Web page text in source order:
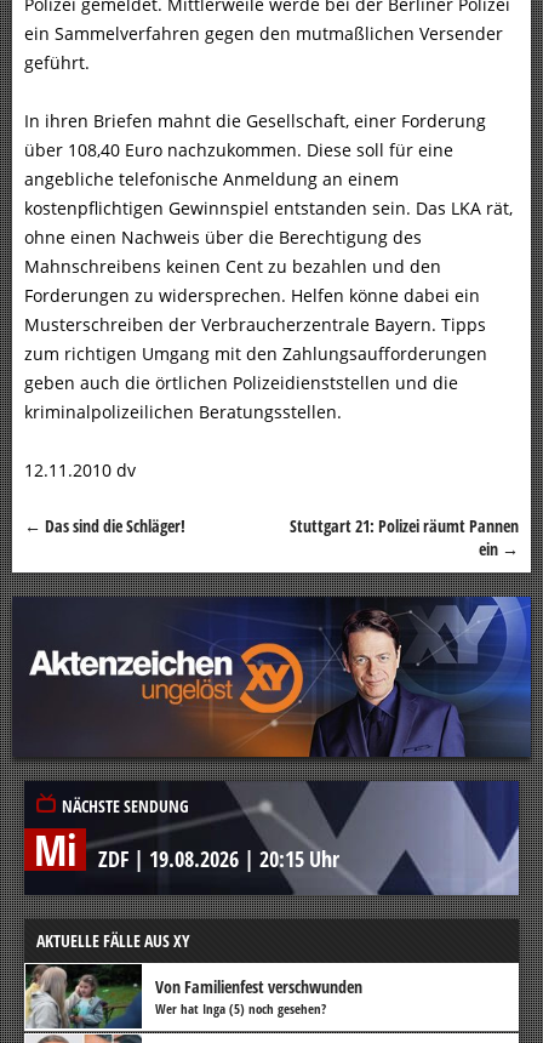
ein Sammelverfahren gegen den mutmaßlichen Versender
geführt.
In ihren Briefen mahnt die Gesellschaft, einer Forderung
über 108,40 Euro nachzukommen. Diese soll für eine
angebliche telefonische Anmeldung an einem
kostenpflichtigen Gewinnspiel entstanden sein. Das LKA rät,
ohne einen Nachweis über die Berechtigung des
Mahnschreibens keinen Cent zu bezahlen und den
Forderungen zu widersprechen. Helfen könne dabei ein
Musterschreiben der Verbraucherzentrale Bayern. Tipps
zum richtigen Umgang mit den Zahlungsaufforderungen
geben auch die örtlichen Polizeidienststellen und die
kriminalpolizeilichen Beratungsstellen.
12.11.2010 dv
Beitragsnavigation
← Das sind die Schläger!
Stuttgart 21: Polizei räumt Pannen
ein →
NÄCHSTE SENDUNG
Mi ZDF | 19.08.2026 | 20:15 Uhr
AKTUELLE FÄLLE AUS XY
Von Familienfest verschwunden
Wer hat Inga (5) noch gesehen?